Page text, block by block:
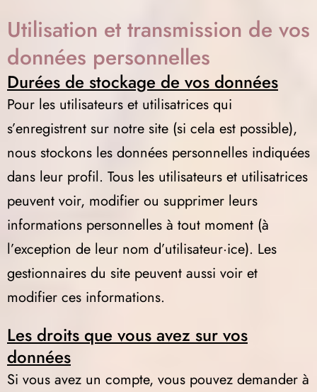
Utilisation et transmission de vos
données personnelles
Durées de stockage de vos données
Pour les utilisateurs et utilisatrices qui
s’enregistrent sur notre site (si cela est possible),
nous stockons les données personnelles indiquées
dans leur profil. Tous les utilisateurs et utilisatrices
peuvent voir, modifier ou supprimer leurs
informations personnelles à tout moment (à
l’exception de leur nom d’utilisateur·ice). Les
gestionnaires du site peuvent aussi voir et
modifier ces informations.
Les droits que vous avez sur vos
données
Si vous avez un compte, vous pouvez demander à